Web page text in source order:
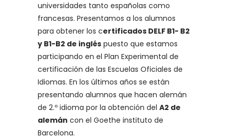
universidades tanto españolas como
francesas. Presentamos a los alumnos
para obtener los certificados DELF B1- B2
y B1-B2 de inglés puesto que estamos
participando en el Plan Experimental de
certificación de las Escuelas Oficiales de
Idiomas. En los últimos años se están
presentando alumnos que hacen alemán
de 2.º idioma por la obtención del A2 de
alemán con el Goethe instituto de
Barcelona.